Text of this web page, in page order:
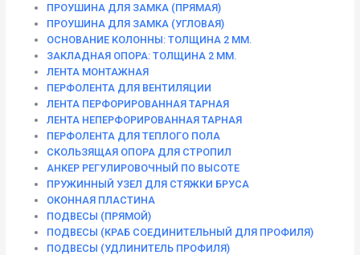
ПРОУШИНА ДЛЯ ЗАМКА (ПРЯМАЯ)
ПРОУШИНА ДЛЯ ЗАМКА (УГЛОВАЯ)
ОСНОВАНИЕ КОЛОННЫ: ТОЛЩИНА 2 ММ.
ЗАКЛАДНАЯ ОПОРА: ТОЛЩИНА 2 ММ.
ЛЕНТА МОНТАЖНАЯ
ПЕРФОЛЕНТА ДЛЯ ВЕНТИЛЯЦИИ
ЛЕНТА ПЕРФОРИРОВАННАЯ ТАРНАЯ
ЛЕНТА НЕПЕРФОРИРОВАННАЯ ТАРНАЯ
ПЕРФОЛЕНТА ДЛЯ ТЕПЛОГО ПОЛА
СКОЛЬЗЯЩАЯ ОПОРА ДЛЯ СТРОПИЛ
АНКЕР РЕГУЛИРОВОЧНЫЙ ПО ВЫСОТЕ
ПРУЖИННЫЙ УЗЕЛ ДЛЯ СТЯЖКИ БРУСА
ОКОННАЯ ПЛАСТИНА
ПОДВЕСЫ (ПРЯМОЙ)
ПОДВЕСЫ (КРАБ СОЕДИНИТЕЛЬНЫЙ ДЛЯ ПРОФИЛЯ)
ПОДВЕСЫ (УДЛИНИТЕЛЬ ПРОФИЛЯ)